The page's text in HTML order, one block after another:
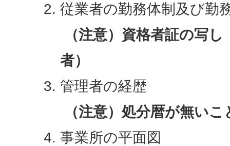
従業者の勤務体制及び勤
（注意）資格者証の写
者）
管理者の経歴
（注意）処分暦が無いこ
事業所の平面図